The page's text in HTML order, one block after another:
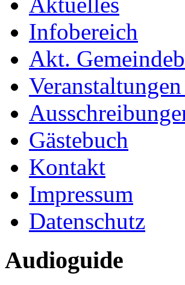
Infobereich
Akt.
Gästebuch
Kontakt
Impressum
Datenschutz
Audioguide